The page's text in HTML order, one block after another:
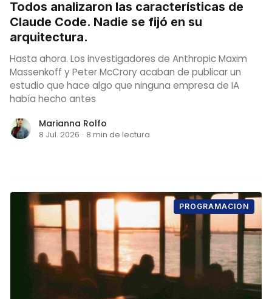
Todos analizaron las características de
Claude Code. Nadie se fijó en su
arquitectura.
Hasta ahora. Los investigadores de Anthropic Maxim
Massenkoff y Peter McCrory acaban de publicar un
estudio que hace algo que ninguna empresa de IA
había hecho antes
Marianna Rolfo
8 Jul. 2026 · 8 min de lectura
PROGRAMACION